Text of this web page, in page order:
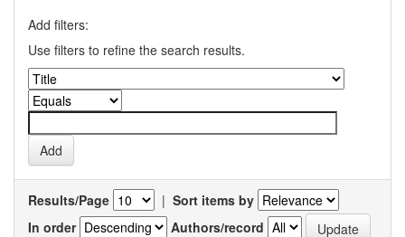
Add filters:
Use filters to refine the search results.
Results/Page | Sort items by
In order
Authors/record